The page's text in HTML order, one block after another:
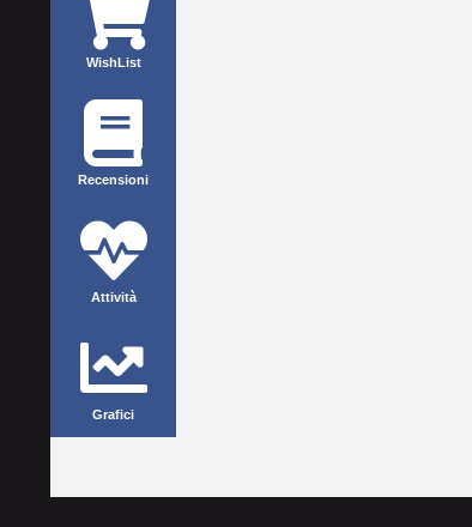
WishList
Recensioni
Attività
Grafici